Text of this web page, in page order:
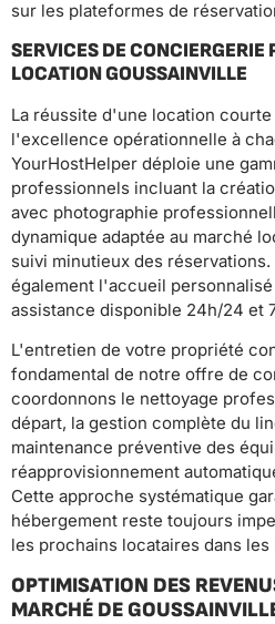
sur les plateformes de
SERVICES DE CONCIERGERIE
LOCATION GOUSSAINVILLE
La réussite d'une location
l'excellence opérationnelle à
YourHostHelper déploie une
professionnels incluant la
avec photographie
dynamique adaptée au marché
suivi minutieux des
également l'accueil
assistance disponible 24h/24 et
L'entretien de votre propriété
fondamental de notre offre de
coordonnons le nettoyage
départ, la gestion complète du
maintenance préventive des
réapprovisionnement
Cette approche systématique
hébergement reste toujours
les prochains locataires dans
OPTIMISATION DES
MARCHÉ DE